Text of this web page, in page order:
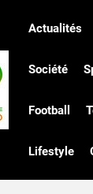
Côte
Infos
Actualités
Société
Football
Lifestyle